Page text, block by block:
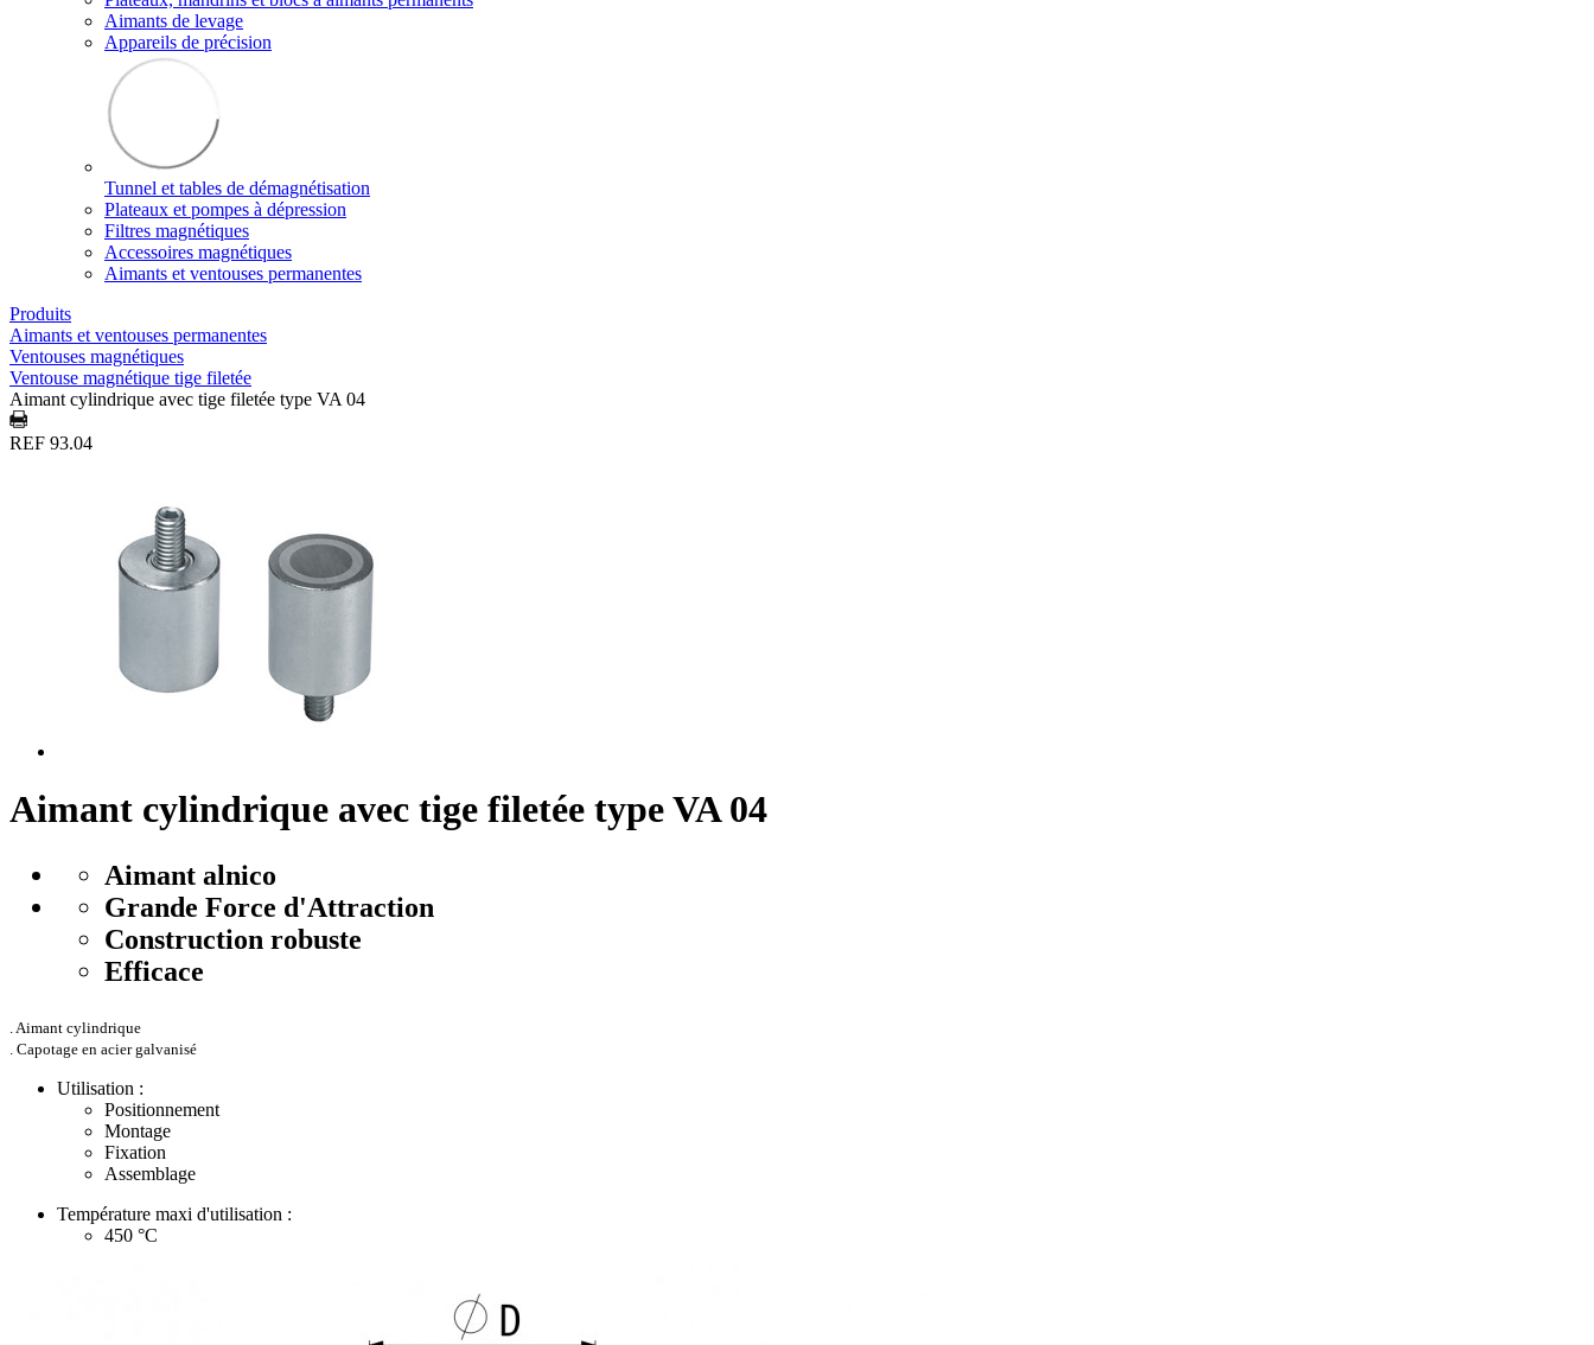
Aimants de levage
Appareils de précision
Tunnel et tables de démagnétisation
Plateaux et pompes à dépression
Filtres magnétiques
Accessoires magnétiques
Aimants et ventouses permanentes
Produits
Aimants et ventouses permanentes
Ventouses magnétiques
Ventouse magnétique tige filetée
Aimant cylindrique avec tige filetée type VA 04
REF 93.04
Aimant cylindrique avec tige filetée type VA 04
Aimant alnico
Grande Force d'Attraction
Construction robuste
Efficace
. Aimant cylindrique
. Capotage en acier galvanisé
Utilisation :
Positionnement
Montage
Fixation
Assemblage
Température maxi d'utilisation :
450 °C